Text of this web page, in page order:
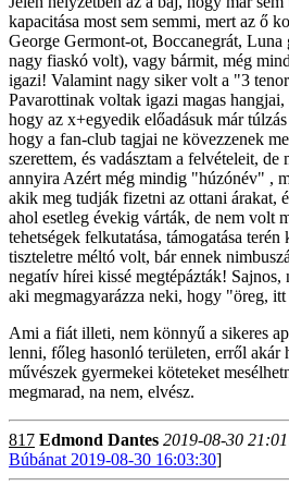
kapacitása most sem semmi, mert az ő
George Germont-ot, Boccanegrát,
nagy fiaskó volt), vagy bármit, még
igazi! Valamint nagy siker volt a "3
Pavarottinak voltak igazi magas
hogy az x+egyedik előadásuk már
hogy a fan-club tagjai ne kövezzenek
szerettem, és vadásztam a felvételeit, de
annyira Azért még mindig "húzónév" ,
akik meg tudják fizetni az ottani árakat,
ahol esetleg évekig várták, de nem volt
tehetségek felkutatása, támogatása
tiszteletre méltó volt, bár ennek
negatív hírei kissé megtépázták! Sajnos,
aki megmagyarázza neki, hogy "öreg,
Ami a fiát illeti, nem könnyű a sikeres
lenni, főleg hasonló területen, erről akár
művészek gyermekei köteteket
megmarad, na nem, elvész.
817 Edmond Dantes 2019-08-30
Búbánat 2019-08-30 16:03:30]